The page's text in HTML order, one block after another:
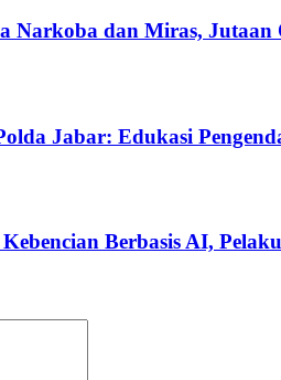
Narkoba dan Miras, Jutaan
Jabar: Edukasi
Berbasis AI,